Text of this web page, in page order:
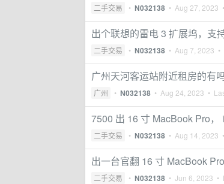
二手交易 • N032138 • Aug 27, 2023
出个联想的雷电 3 扩展坞，支
二手交易 • N032138 • Aug 7, 2023
广州天河客运站附近租房的有
广州 • N032138 • Aug 24, 2023 •
7500 出 16 寸 MacBook Pro
二手交易 • N032138 • Aug 14, 2023
出一台官翻 16 寸 MacBook
二手交易 • N032138 • Jun 6, 2023 •